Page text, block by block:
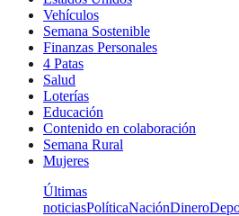
Vehículos
Semana Sostenible
Finanzas Personales
4 Patas
Salud
Loterías
Educación
Contenido en colaboración
Semana Rural
Mujeres
Últimas
noticiasPolíticaNaciónDinero